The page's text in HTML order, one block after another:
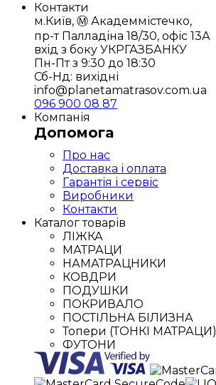
Контакти
м.Київ, Ⓜ️ Академмістечко,
пр-т Палладіна 18/30, офіс 13А
вхід з боку УКРГАЗБАНКУ
Пн-Пт з 9:30 до 18:30
Сб-Нд: вихідні
info@planetamatrasov.com.ua
096 900 08 87
Компанія
Допомога
Про нас
Доставка і оплата
Гарантія і сервіс
Виробники
Контакти
Каталог товарів
ЛІЖКА
МАТРАЦИ
НАМАТРАЦНИКИ
КОВДРИ
ПОДУШКИ
ПОКРИВАЛО
ПОСТІЛЬНА БІЛИЗНА
Топери (ТОНКІ МАТРАЦИ)
ФУТОНИ